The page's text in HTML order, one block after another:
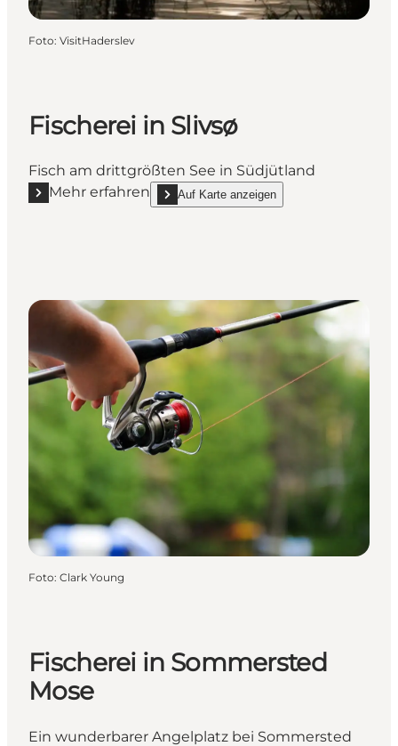
Foto: VisitHaderslev
Fischerei in Slivsø
Fisch am drittgrößten See in Südjütland
Mehr erfahren
Mehr erfahren "Fischerei in Slivsø"
Auf Karte anzeigen
show Fischerei in Slivsø on_map
Foto: Clark Young
Fischerei in Sommersted
Mose
Ein wunderbarer Angelplatz bei Sommersted